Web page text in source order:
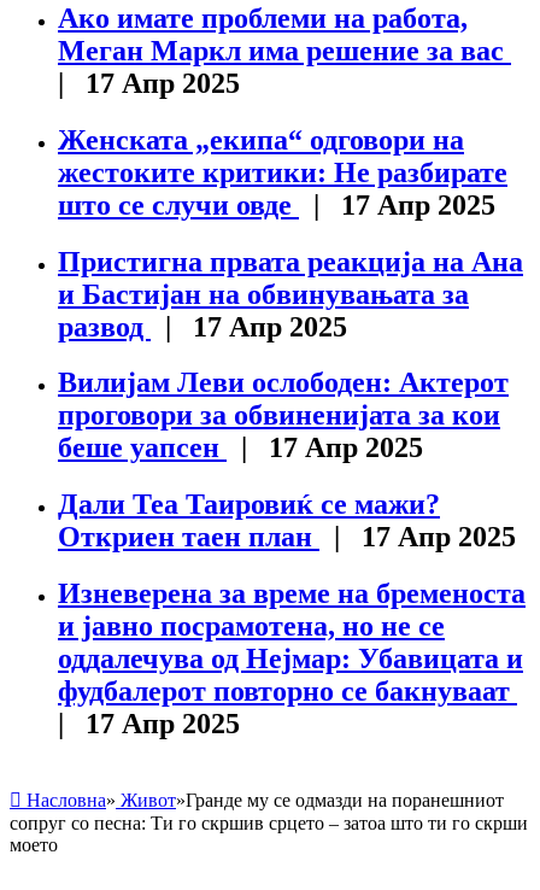
Ако имате проблеми на работа,
Меган Маркл има решение за вас
| 17 Апр 2025
Женската „екипа“ одговори на
жестоките критики: Не разбирате
што се случи овде
| 17 Апр 2025
Пристигна првата реакција на Ана
и Бастијан на обвинувањата за
развод
| 17 Апр 2025
Вилијам Леви ослободен: Актерот
проговори за обвиненијата за кои
беше уапсен
| 17 Апр 2025
Дали Теа Таировиќ се мажи?
Откриен таен план
| 17 Апр 2025
Изневерена за време на бременоста
и јавно посрамотена, но не се
оддалечува од Нејмар: Убавицата и
фудбалерот повторно се бакнуваат
| 17 Апр 2025
Насловна» Живот»Гранде му се одмазди на поранешниот
сопруг со песна: Ти го скршив срцето – затоа што ти го скрши
моето